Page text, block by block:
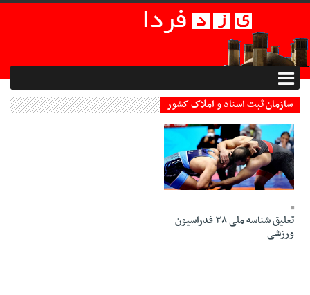
سازمان ثبت اسناد و املاک کشور
08 Khordad 1402 - 17:48
تعلیق شناسه ملی ۳۸ فدراسیون
ورزشی